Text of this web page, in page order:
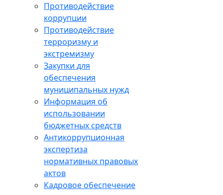
Противодействие
коррупции
Противодействие
терроризму и
экстремизму
Закупки для
обеспечения
муниципальных нужд
Информация об
использовании
бюджетных средств
Антикоррупционная
экспертиза
нормативных правовых
актов
Кадровое обеспечение